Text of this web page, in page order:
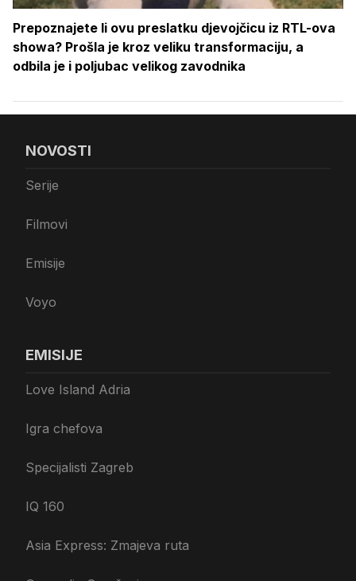
Prepoznajete li ovu preslatku djevojčicu iz RTL-ova
showa? Prošla je kroz veliku transformaciju, a
odbila je i poljubac velikog zavodnika
NOVOSTI
Serije
Filmovi
Emisije
Voyo
EMISIJE
Love Island Adria
Igra chefova
Specijalisti Zagreb
IQ 160
Asia Express: Zmajeva ruta